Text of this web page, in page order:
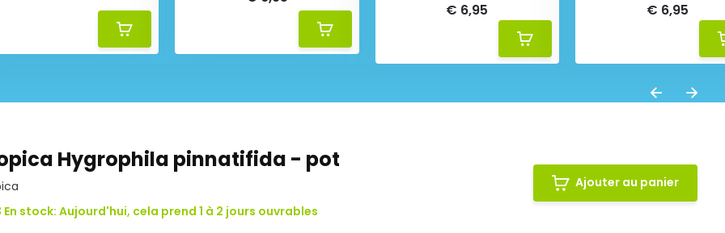
€ 6,95 € 6,95
Hygrophila pinnatifida - pot
En stock: Aujourd'hui, cela prend 1 à 2 jours ouvrables
Ajouter au panier